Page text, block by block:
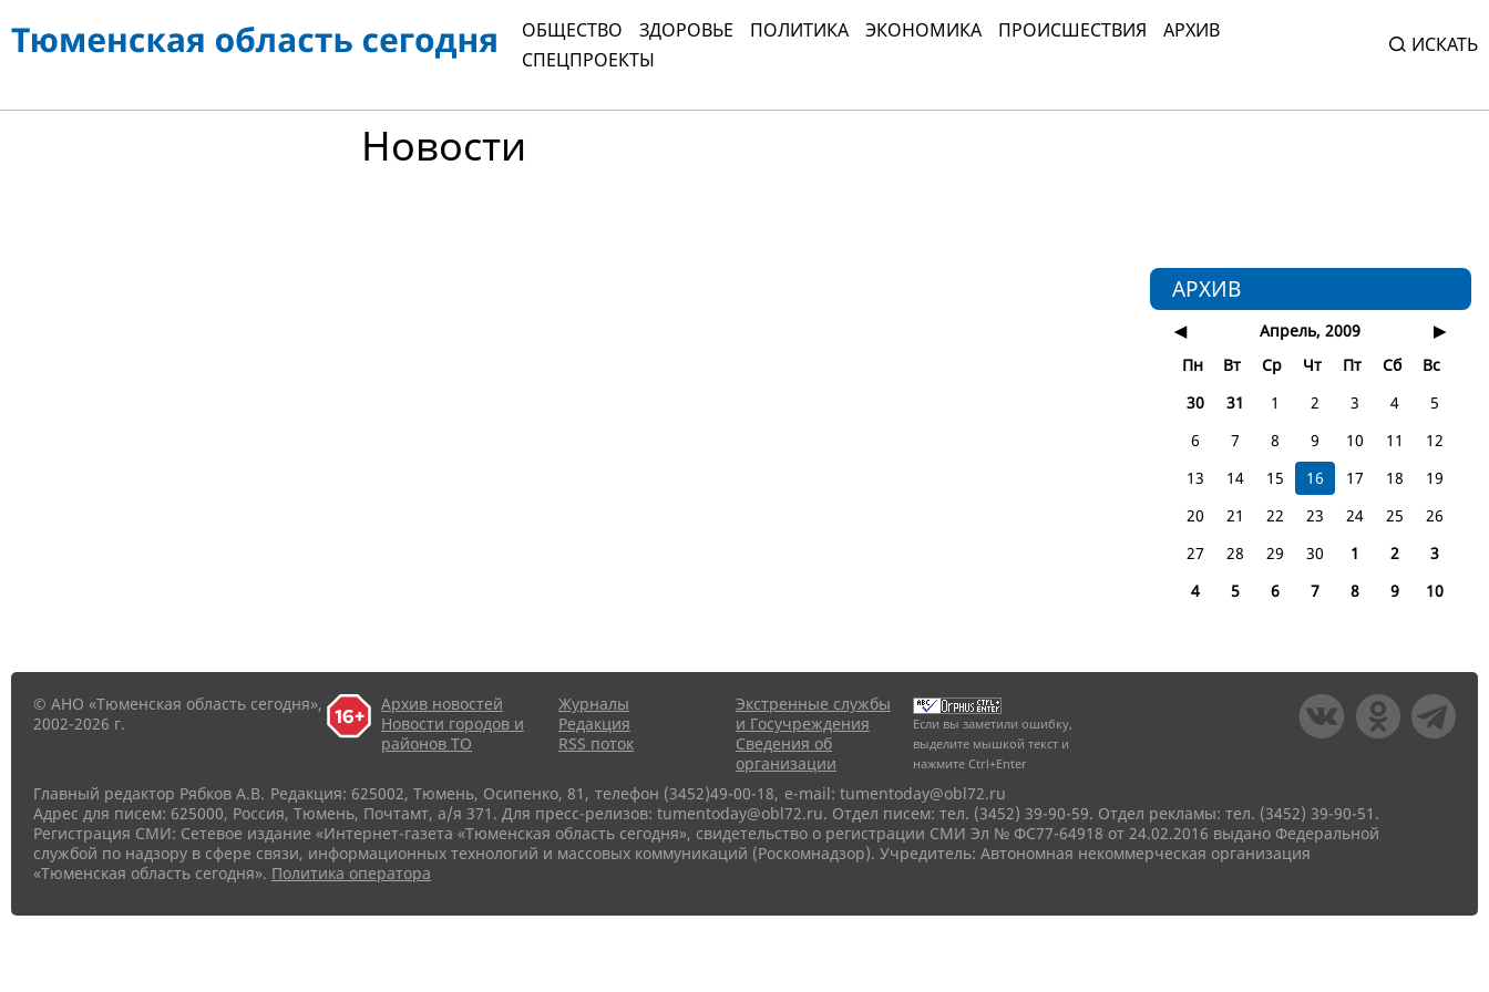
ОБЩЕСТВО ЗДОРОВЬЕ ПОЛИТИКА ЭКОНОМИКА ПРОИСШЕСТВИЯ
АРХИВ
СПЕЦПРОЕКТЫ
ИСКАТЬ
Новости
АРХИВ
◀ Апрель, 2009
▶
Пн
Вт Ср Чт Пт Сб
Вс
30
31 1 2 3 4
5
6
7 8 9 10 11
12
13
14 15 16 17 18
19
20
21 22 23 24 25
26
27
28 29 30 1 2
3
4
5 6 7 8 9 10
© АНО «Тюменская область сегодня»,
2002-2026 г.
Архив новостей
Новости городов и
районов ТО
Журналы
Редакция
RSS поток
Экстренные службы
и Госучреждения
Сведения об
организации
Если вы заметили ошибку,
выделите мышкой текст и
нажмите Ctrl+Enter
Главный редактор Рябков А.В. Редакция: 625002, Тюмень, Осипенко, 81, телефон (3452)49-00-18, e-mail: tumentoday@obl72.ru
Адрес для писем: 625000, Россия, Тюмень, Почтамт, а/я 371. Для пресс-релизов: tumentoday@obl72.ru. Отдел писем: тел. (3452) 39-90-59. Отдел рекламы: тел. (3452) 39-90-51.
Регистрация СМИ: Сетевое издание «Интернет-газета «Тюменская область сегодня», свидетельство о регистрации СМИ Эл № ФС77-64918 от 24.02.2016 выдано Федеральной
службой по надзору в сфере связи, информационных технологий и массовых коммуникаций (Роскомнадзор). Учредитель: Автономная некоммерческая организация
«Тюменская область сегодня». Политика оператора